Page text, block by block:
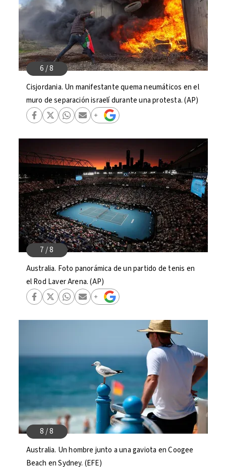
Cisjordania. Un manifestante quema neumáticos en el
muro de separación israelí durante una protesta. (AP)
Australia. Foto panorámica de un partido de tenis en
el Rod Laver Arena. (AP)
Australia. Un hombre junto a una gaviota en Coogee
Beach en Sydney. (EFE)